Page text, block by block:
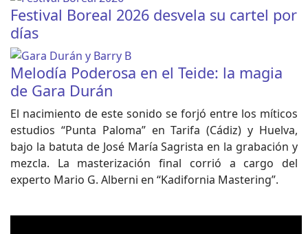
Festival Boreal 2026 desvela su cartel por
días
Melodía Poderosa en el Teide: la magia
de Gara Durán
El nacimiento de este sonido se forjó entre los míticos
estudios “Punta Paloma” en Tarifa (Cádiz) y Huelva,
bajo la batuta de José María Sagrista en la grabación y
mezcla. La masterización final corrió a cargo del
experto Mario G. Alberni en “Kadifornia Mastering”.